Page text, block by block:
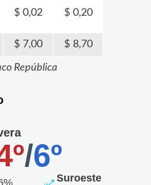
0,02 0,20
7,00 8,70
República
/6º
Suroeste